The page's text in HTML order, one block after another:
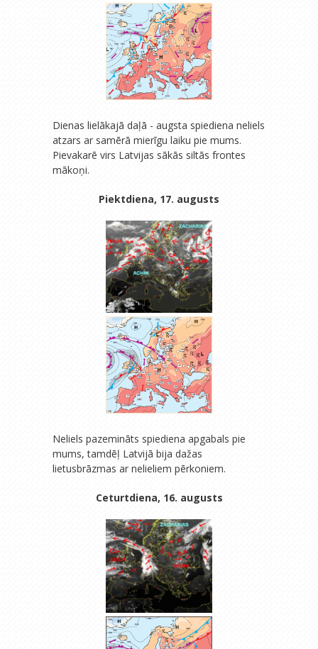
Dienas lielākajā daļā - augsta spiediena neliels
atzars ar samērā mierīgu laiku pie mums.
Pievakarē virs Latvijas sākās siltās frontes
mākoņi.
Piektdiena, 17. augusts
Neliels pazemināts spiediena apgabals pie
mums, tamdēļ Latvijā bija dažas
lietusbrāzmas ar nelieliem pērkoniem.
Ceturtdiena, 16. augusts